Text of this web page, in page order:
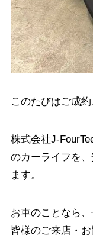
このたびはご成
株式会社J-
のカーライフを
ます。
お車のことなら
皆様のご来店・